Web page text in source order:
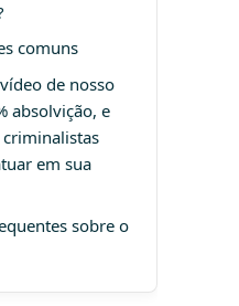
comuns
de nosso
absolvição, e
em sua
sobre o